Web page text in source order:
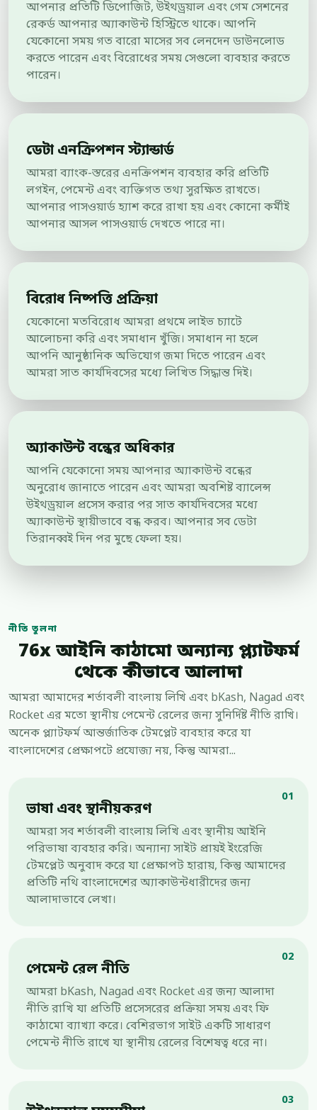
আপনার প্রতিটি ডিপোজিট, উইথড্রয়াল এবং গেম সেশনের
রেকর্ড আপনার অ্যাকাউন্ট হিস্ট্রিতে থাকে। আপনি
যেকোনো সময় গত বারো মাসের সব লেনদেন ডাউনলোড
করতে পারেন এবং বিরোধের সময় সেগুলো ব্যবহার করতে
পারেন।
ডেটা এনক্রিপশন স্ট্যান্ডার্ড
আমরা ব্যাংক-স্তরের এনক্রিপশন ব্যবহার করি প্রতিটি
লগইন, পেমেন্ট এবং ব্যক্তিগত তথ্য সুরক্ষিত রাখতে।
আপনার পাসওয়ার্ড হ্যাশ করে রাখা হয় এবং কোনো কর্মীই
আপনার আসল পাসওয়ার্ড দেখতে পারে না।
বিরোধ নিষ্পত্তি প্রক্রিয়া
যেকোনো মতবিরোধ আমরা প্রথমে লাইভ চ্যাটে
আলোচনা করি এবং সমাধান খুঁজি। সমাধান না হলে
আপনি আনুষ্ঠানিক অভিযোগ জমা দিতে পারেন এবং
আমরা সাত কার্যদিবসের মধ্যে লিখিত সিদ্ধান্ত দিই।
অ্যাকাউন্ট বন্ধের অধিকার
আপনি যেকোনো সময় আপনার অ্যাকাউন্ট বন্ধের
অনুরোধ জানাতে পারেন এবং আমরা অবশিষ্ট ব্যালেন্স
উইথড্রয়াল প্রসেস করার পর সাত কার্যদিবসের মধ্যে
অ্যাকাউন্ট স্থায়ীভাবে বন্ধ করব। আপনার সব ডেটা
তিরানব্বই দিন পর মুছে ফেলা হয়।
নীতি তুলনা
76x আইনি কাঠামো অন্যান্য প্ল্যাটফর্ম
থেকে কীভাবে আলাদা
আমরা আমাদের শর্তাবলী বাংলায় লিখি এবং bKash, Nagad এবং
Rocket এর মতো স্থানীয় পেমেন্ট রেলের জন্য সুনির্দিষ্ট নীতি রাখি।
অনেক প্ল্যাটফর্ম আন্তর্জাতিক টেমপ্লেট ব্যবহার করে যা
বাংলাদেশের প্রেক্ষাপটে প্রযোজ্য নয়, কিন্তু আমরা...
01
ভাষা এবং স্থানীয়করণ
আমরা সব শর্তাবলী বাংলায় লিখি এবং স্থানীয় আইনি
পরিভাষা ব্যবহার করি। অন্যান্য সাইট প্রায়ই ইংরেজি
টেমপ্লেট অনুবাদ করে যা প্রেক্ষাপট হারায়, কিন্তু আমাদের
প্রতিটি নথি বাংলাদেশের অ্যাকাউন্টধারীদের জন্য
আলাদাভাবে লেখা।
02
পেমেন্ট রেল নীতি
আমরা bKash, Nagad এবং Rocket এর জন্য আলাদা
নীতি রাখি যা প্রতিটি প্রসেসরের প্রক্রিয়া সময় এবং ফি
কাঠামো ব্যাখ্যা করে। বেশিরভাগ সাইট একটি সাধারণ
পেমেন্ট নীতি রাখে যা স্থানীয় রেলের বিশেষত্ব ধরে না।
03